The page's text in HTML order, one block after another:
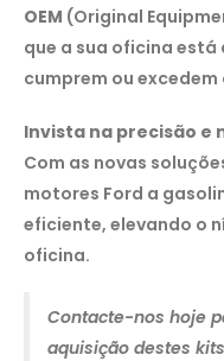
OEM (Original
que a sua oficina
cumprem ou
Invista na precisão e
Com as novas
motores Ford a
eficiente, elevando o
oficina.
Contacte-nos hoje
aquisição destes kits